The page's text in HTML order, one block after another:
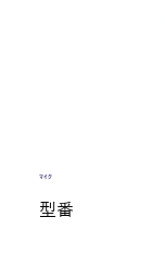
マイク
型番